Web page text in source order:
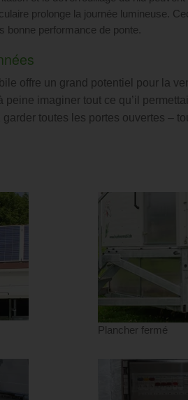
prolonge la journée lumineuse.
bonne performance de ponte.
offre un grand potentiel pour la
imaginer tout ce qu’il
toutes les portes ouvertes –
Plancher fermé